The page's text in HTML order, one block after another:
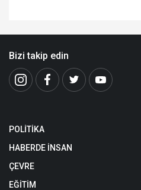
Bizi takip edin
POLİTİKA
HABERDE İNSAN
ÇEVRE
EĞİTİM